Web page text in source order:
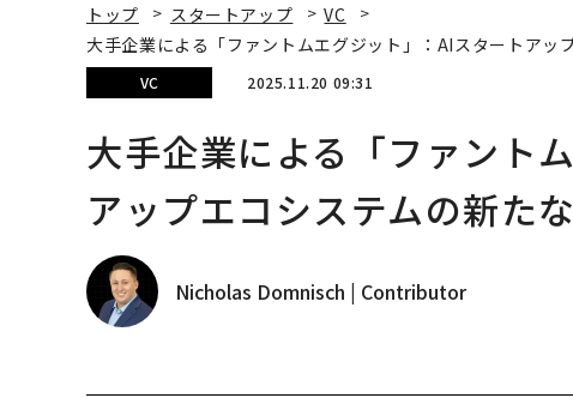
トップ スタートアップ
VC
大手企業による「ファントムエグジット」：AIスタートアッ
VC 2025.11.20 09:31
大手企業による「ファント
アップエコシステムの新た
Nicholas Domnisch | Contributor